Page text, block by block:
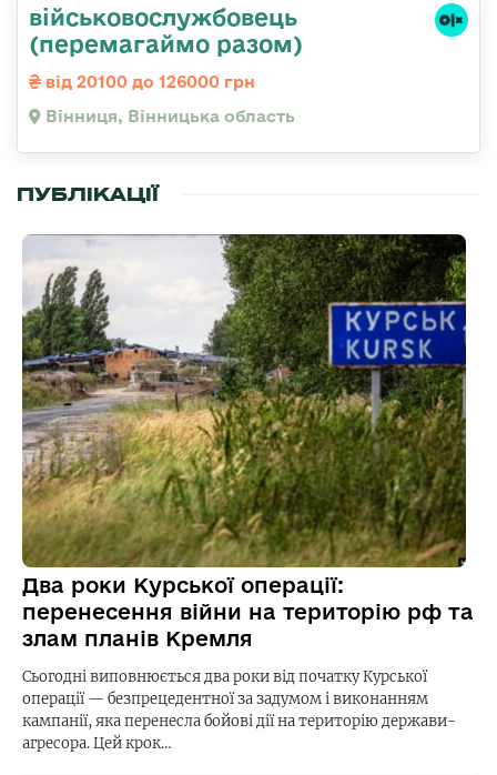
військовослужбовець
(перемагаймо разом)
від 20100 до 126000 грн
Вінниця, Вінницька область
ПУБЛІКАЦІЇ
Два роки Курської операції:
перенесення війни на територію рф та
злам планів Кремля
Сьогодні виповнюється два роки від початку Курської
операції — безпрецедентної за задумом і виконанням
кампанії, яка перенесла бойові дії на територію держави-
агресора. Цей крок…